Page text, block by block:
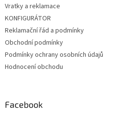
Vratky a reklamace
KONFIGURÁTOR
Reklamační řád a podmínky
Obchodní podmínky
Podmínky ochrany osobních údajů
Hodnocení obchodu
Facebook